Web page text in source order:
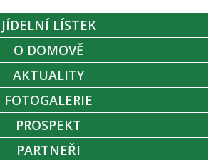
JÍDELNÍ LÍSTEK
O DOMOVĚ
AKTUALITY
FOTOGALERIE
PROSPEKT
PARTNEŘI